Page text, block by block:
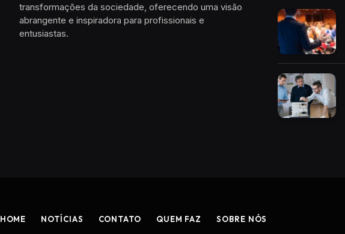
transformações da sociedade, oferecendo uma visão
abrangente e inspiradora para profissionais e
entusiastas.
HOME NOTÍCIAS CONTATO QUEM FAZ SOBRE NÓS